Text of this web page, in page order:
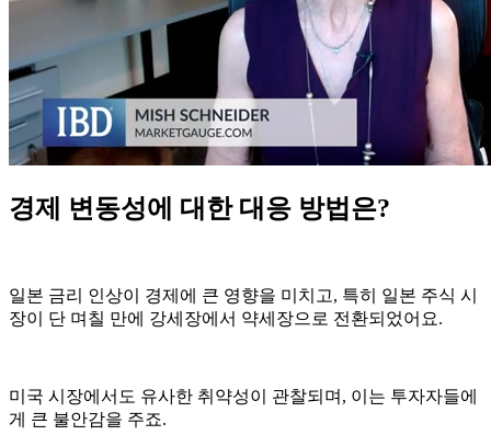
경제 변동성에 대한 대응 방법은?
일본 금리 인상이 경제에 큰 영향을 미치고, 특히 일본 주식 시
장이 단 며칠 만에 강세장에서 약세장으로 전환되었어요.
미국 시장에서도 유사한 취약성이 관찰되며, 이는 투자자들에
게 큰 불안감을 주죠.